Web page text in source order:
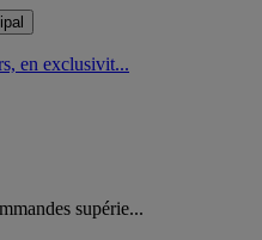
en exclusivit...
supérie...